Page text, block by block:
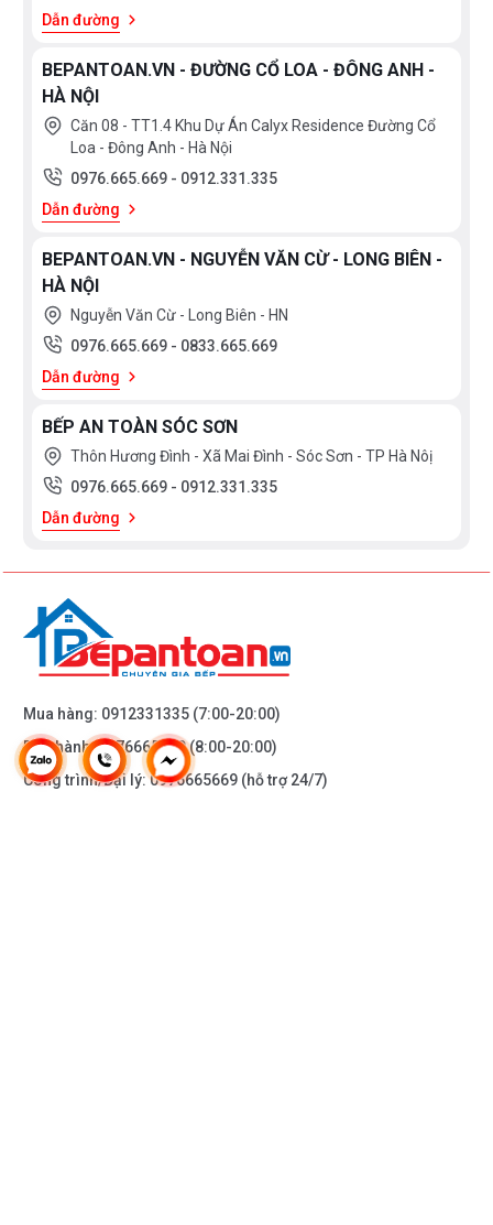
Dẫn đường
BEPANTOAN.VN - ĐƯỜNG CỔ LOA - ĐÔNG ANH -
HÀ NỘI
Căn 08 - TT1.4 Khu Dự Án Calyx Residence Đường Cổ
Loa - Đông Anh - Hà Nội
0976.665.669 - 0912.331.335
Dẫn đường
BEPANTOAN.VN - NGUYỄN VĂN CỪ - LONG BIÊN -
HÀ NỘI
Nguyễn Văn Cừ - Long Biên - HN
0976.665.669 - 0833.665.669
Dẫn đường
BẾP AN TOÀN SÓC SƠN
Thôn Hương Đình - Xã Mai Đình - Sóc Sơn - TP Hà Nôị
0976.665.669 - 0912.331.335
Dẫn đường
Mua hàng: 0912331335 (7:00-20:00)
Bảo hành:0976665669(8:00-20:00)
Công trình/Đại lý:0976665669 (hỗ trợ 24/7)